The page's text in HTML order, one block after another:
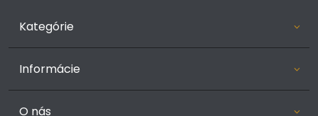
Kategórie
Informácie
O nás